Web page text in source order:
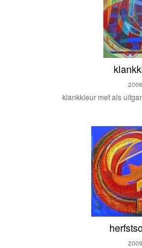
2006
klankkleur met als
2009